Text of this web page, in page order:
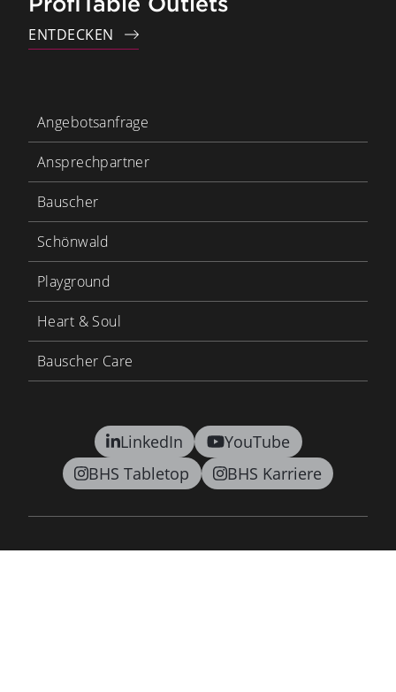
ENTDECKEN
LinkedIn
YouTube
BHS Tabletop
BHS Karriere
Angebotsanfrage
Ansprechpartner
Bauscher
Schönwald
Playground
Heart & Soul
Bauscher Care